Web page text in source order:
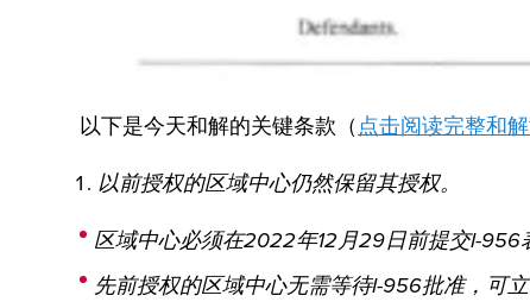
以下是今天和解的关键条款（ 点击阅读完整和
以前授权的区域中心仍然保留其授权。
区域中心必须在2022年12月29日前提交I-956
先前授权的区域中心无需等待I-956批准，可